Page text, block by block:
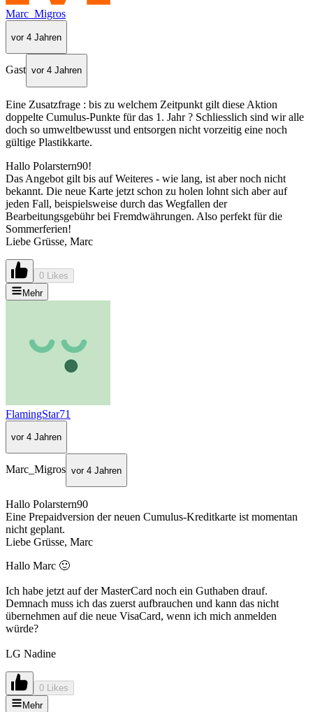
Marc_Migros
vor 4 Jahren
Gast vor 4 Jahren
Eine Zusatzfrage : bis zu welchem Zeitpunkt gilt diese Aktion
doppelte Cumulus-Punkte für das 1. Jahr ? Schliesslich sind wir alle
doch so umweltbewusst und entsorgen nicht vorzeitig eine noch
gültige Plastikkarte.
Hallo Polarstern90!
Das Angebot gilt bis auf Weiteres - wie lang, ist aber noch nicht
bekannt. Die neue Karte jetzt schon zu holen lohnt sich aber auf
jeden Fall, beispielsweise durch das Wegfallen der
Bearbeitungsgebühr bei Fremdwährungen. Also perfekt für die
Sommerferien!
Liebe Grüsse, Marc
0 Likes
Mehr
FlamingStar71
vor 4 Jahren
Marc_Migros vor 4 Jahren
Hallo Polarstern90
Eine Prepaidversion der neuen Cumulus-Kreditkarte ist momentan
nicht geplant.
Liebe Grüsse, Marc
Hallo Marc 🙂
Ich habe jetzt auf der MasterCard noch ein Guthaben drauf.
Demnach muss ich das zuerst aufbrauchen und kann das nicht
übernehmen auf die neue VisaCard, wenn ich mich anmelden
würde?
LG Nadine
0 Likes
Mehr